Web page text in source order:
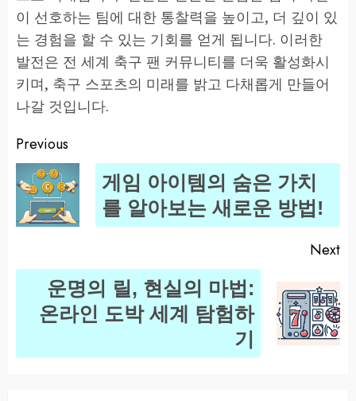
이 선호하는 팀에 대한 통찰력을 높이고, 더 깊이 있
는 경험을 할 수 있는 기회를 얻게 됩니다. 이러한
발전은 전 세계 축구 팬 커뮤니티를 더욱 활성화시
키며, 축구 스포츠의 미래를 밝고 다채롭게 만들어
나갈 것입니다.
Post
navigation
Previous
게임 아이템의 숨은 가치
를 알아보는 새로운 방법!
Next
Next
운명의 릴, 현실의 마법:
온라인 도박 세계 탐험하
기